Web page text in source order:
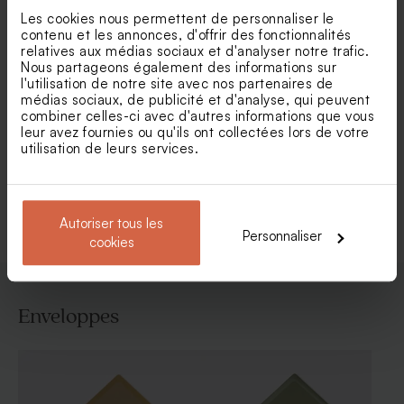
Les cookies nous permettent de personnaliser le
contenu et les annonces, d'offrir des fonctionnalités
relatives aux médias sociaux et d'analyser notre trafic.
Nous partageons également des informations sur
l'utilisation de notre site avec nos partenaires de
médias sociaux, de publicité et d'analyse, qui peuvent
combiner celles-ci avec d'autres informations que vous
leur avez fournies ou qu'ils ont collectées lors de votre
utilisation de leurs services.
Autoriser tous les
cookies
Personnaliser
Carte remerciement
mariage bouquet floral rose
et blanc
Carte remerciement
mariage forme originale et
dorure
Enveloppes